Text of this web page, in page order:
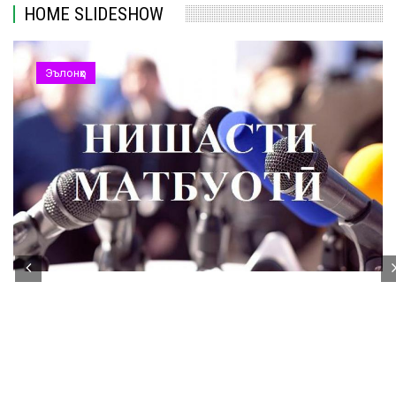
HOME SLIDESHOW
Эълонҳо